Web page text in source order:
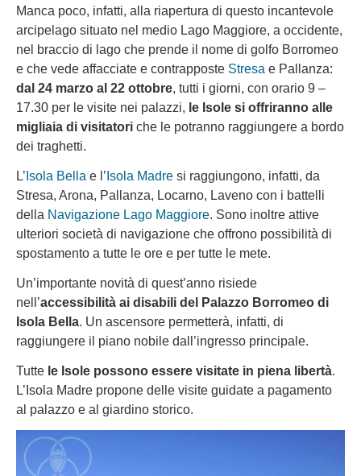
Manca poco, infatti, alla riapertura di questo incantevole
arcipelago situato nel medio Lago Maggiore, a occidente,
nel braccio di lago che prende il nome di golfo Borromeo
e che vede affacciate e contrapposte Stresa e Pallanza:
dal 24 marzo al 22 ottobre, tutti i giorni, con orario 9 –
17.30 per le visite nei palazzi, le Isole si offriranno alle
migliaia di visitatori che le potranno raggiungere a bordo
dei traghetti.
L’ Isola Bella e l’ Isola Madre si raggiungono, infatti, da
Stresa, Arona, Pallanza, Locarno, Laveno con i battelli
della Navigazione Lago Maggiore. Sono inoltre attive
ulteriori società di navigazione che offrono possibilità di
spostamento a tutte le ore e per tutte le mete.
Un’importante novità di quest’anno risiede
nell’accessibilità ai disabili del Palazzo Borromeo di
Isola Bella. Un ascensore permetterà, infatti, di
raggiungere il piano nobile dall’ingresso principale.
Tutte le Isole possono essere visitate in piena libertà.
L’Isola Madre propone delle visite guidate a pagamento
al palazzo e al giardino storico.